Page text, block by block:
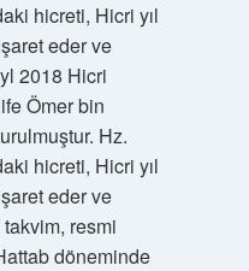
hicreti, Hicri yıl
eder ve
2018 Hicri
Ömer bin
Hz.
hicreti, Hicri yıl
eder ve
takvim, resmi
döneminde